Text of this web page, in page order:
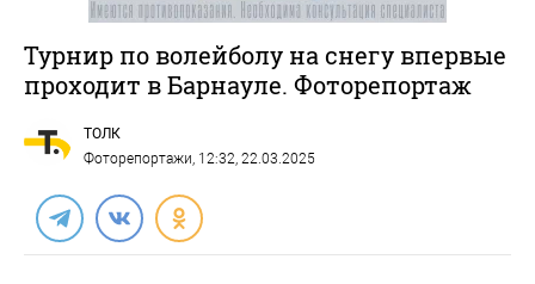
Турнир по волейболу на снегу впервые
проходит в Барнауле. Фоторепортаж
ТОЛК
Фоторепортажи, 12:32, 22.03.2025